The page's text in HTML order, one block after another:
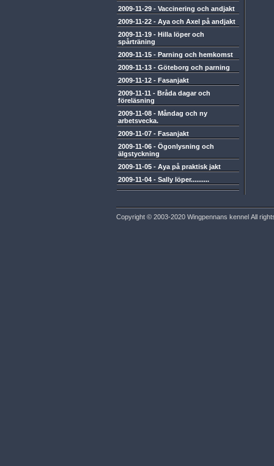
2009-11-29 - Vaccinering och andjakt
2009-11-22 - Aya och Axel på andjakt
2009-11-19 - Hilla löper och
spårträning
2009-11-15 - Parning och hemkomst
2009-11-13 - Göteborg och parning
2009-11-12 - Fasanjakt
2009-11-11 - Bråda dagar och
föreläsning
2009-11-08 - Måndag och ny
arbetsvecka.
2009-11-07 - Fasanjakt
2009-11-06 - Ögonlysning och
älgstyckning
2009-11-05 - Aya på praktisk jakt
2009-11-04 - Sally löper..........
Copyright © 2003-2020 Wingpennans kennel All